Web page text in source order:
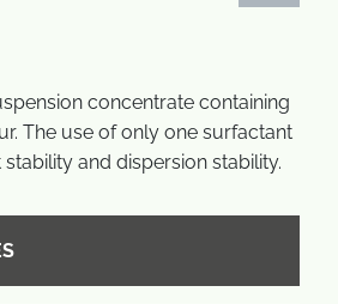
concentrate containing
The use of only one surfactant
and dispersion stability.